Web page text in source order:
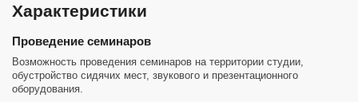
Характеристики
Проведение семинаров
Возможность проведения семинаров на территории студии,
обустройство сидячих мест, звукового и презентационного
оборудования.